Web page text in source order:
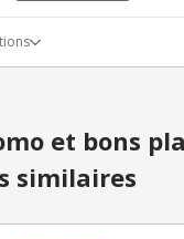
et bons
similaires